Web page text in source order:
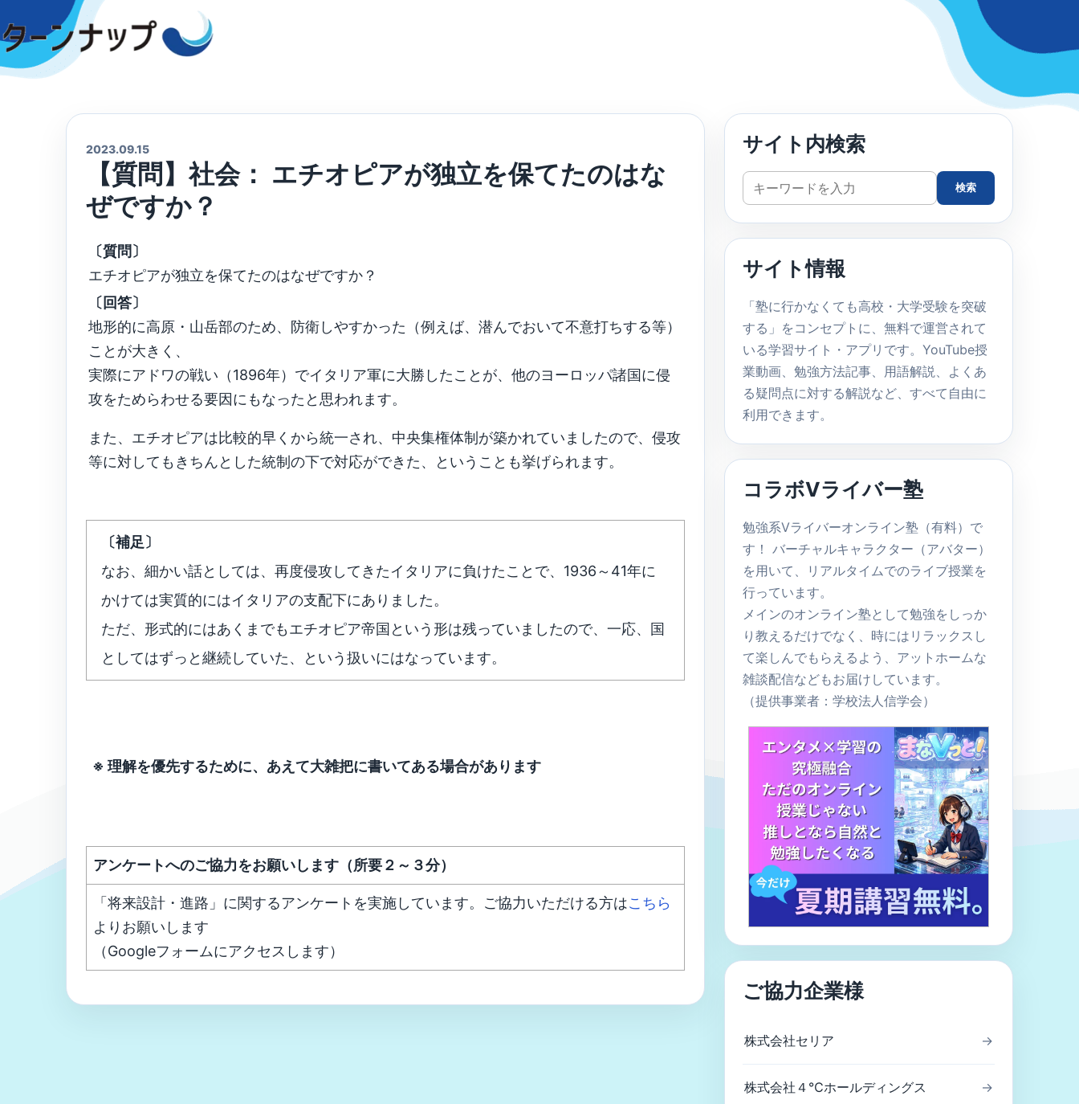
to
content
2023.09.15
【質問】社会： エチオピアが独立を保てたのはな
ぜですか？
〔質問〕
エチオピアが独立を保てたのはなぜですか？
〔回答〕
地形的に高原・山岳部のため、防衛しやすかった（例えば、潜んでおいて不意打ちする等）
ことが大きく、
実際にアドワの戦い（1896年）でイタリア軍に大勝したことが、他のヨーロッパ諸国に侵
攻をためらわせる要因にもなったと思われます。
また、エチオピアは比較的早くから統一され、中央集権体制が築かれていましたので、侵攻
等に対してもきちんとした統制の下で対応ができた、ということも挙げられます。
〔補足〕
なお、細かい話としては、再度侵攻してきたイタリアに負けたことで、1936～41年に
かけては実質的にはイタリアの支配下にありました。
ただ、形式的にはあくまでもエチオピア帝国という形は残っていましたので、一応、国
としてはずっと継続していた、という扱いにはなっています。
※ 理解を優先するために、あえて大雑把に書いてある場合があります
アンケートへのご協力をお願いします（所要２～３分）
「将来設計・進路」に関するアンケートを実施しています。ご協力いただける方はこちら
よりお願いします
（Googleフォームにアクセスします）
サイト内検索
サ
イ
ト
検
検索
サイト情報
「塾に行かなくても高校・大学受験を突破
する」をコンセプトに、無料で運営されて
いる学習サイト・アプリです。YouTube授
業動画、勉強方法記事、用語解説、よくあ
る疑問点に対する解説など、すべて自由に
利用できます。
コラボVライバー塾
勉強系Vライバーオンライン塾（有料）で
す！ バーチャルキャラクター（アバター）
を用いて、リアルタイムでのライブ授業を
行っています。
メインのオンライン塾として勉強をしっか
り教えるだけでなく、時にはリラックスし
て楽しんでもらえるよう、アットホームな
雑談配信などもお届けしています。
（提供事業者：学校法人信学会）
ご協力企業様
株式会社セリア →
株式会社４℃ホールディングス →